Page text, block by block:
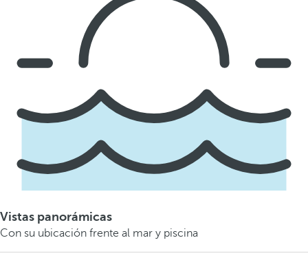
Vistas panorámicas
Con su ubicación frente al mar y piscina